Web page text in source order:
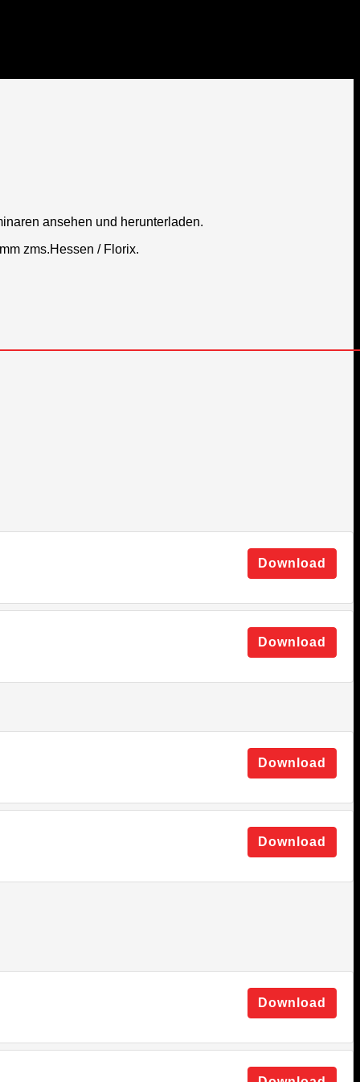
ansehen und herunterladen.
zms.Hessen / Florix.
Download
Download
Download
Download
Download